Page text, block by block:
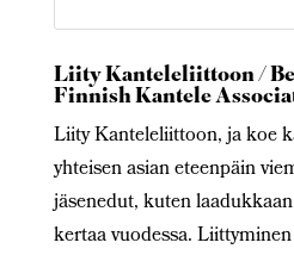
Liity Kanteleliittoon /
Finnish Kantele
Liity Kanteleliittoon, ja koe
yhteisen asian eteenpäin
jäsenedut, kuten
kertaa vuodessa.